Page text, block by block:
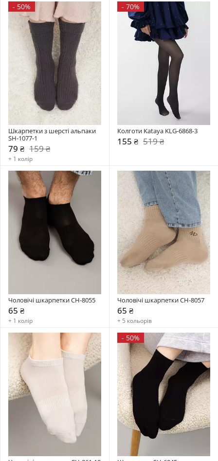
- 50%
Шкарпетки з шерсті альпаки
SH-1077-1
79 ₴ 159 ₴
+ 1 колір
- 70%
Колготи Kataya KLG-6868-3
155 ₴ 519 ₴
Чоловічі шкарпетки CH-8055
65 ₴
+ 1 колір
Чоловічі шкарпетки CH-8057
65 ₴
+ 5 кольорів
- 50%